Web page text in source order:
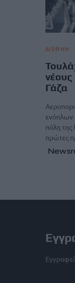
ΔΙΕΘΝΗ
Γάζα
ενόπλων
πόλη της
πρώτες